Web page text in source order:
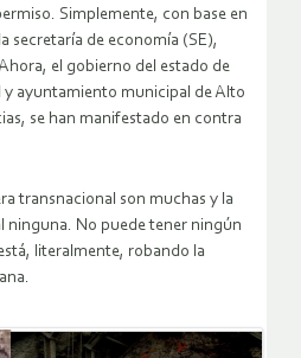
Simplemente, con base en
secretaría de economía (SE),
el gobierno del estado de
ayuntamiento municipal de Alto
se han manifestado en contra
transnacional son muchas y la
ninguna. No puede tener ningún
literalmente, robando la